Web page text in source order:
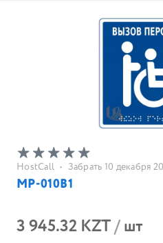
HostCall • Забрать 10 декабря
MP-010B1
3 945.32 KZT/шт